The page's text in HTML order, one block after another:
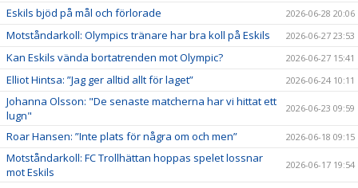
Eskils bjöd på mål och förlorade 2026-06-28 20:06
Motståndarkoll: Olympics tränare har bra koll på Eskils 2026-06-27 23:53
Kan Eskils vända bortatrenden mot Olympic? 2026-06-27 15:41
Elliot Hintsa: ”Jag ger alltid allt för laget” 2026-06-24 10:11
Johanna Olsson: "De senaste matcherna har vi hittat ett
lugn"
2026-06-23 09:59
Roar Hansen: ”Inte plats för några om och men” 2026-06-18 09:15
Motståndarkoll: FC Trollhättan hoppas spelet lossnar
mot Eskils
2026-06-17 19:54